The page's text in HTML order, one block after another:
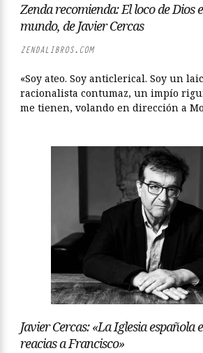
Zenda recomienda: El loco de Dios
mundo, de Javier Cercas
ZENDALIBROS.COM
«Soy ateo. Soy anticlerical. Soy un
racionalista contumaz, un impío
me tienen, volando en dirección a
Javier Cercas: «La Iglesia española
reacias a Francisco»